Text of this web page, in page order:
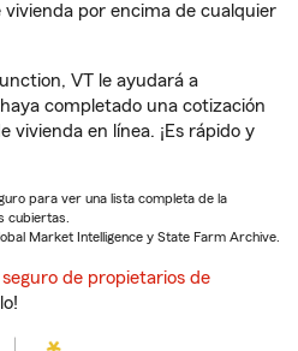
por encima de cualquier
VT le ayudará a
completado una cotización
vivienda en línea. ¡Es rápido y
para ver una lista completa de la
cubiertas.
Market Intelligence y State Farm Archive.
de propietarios de